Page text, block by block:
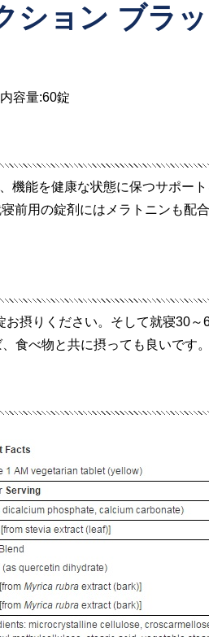
ション ブラ
容量:60錠
機能を健康な状態に保つサポー
前用の錠剤にはメラトニンも配
摂りください。そして就寝30
食べ物と共に摂っても良いです。